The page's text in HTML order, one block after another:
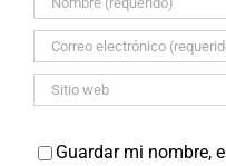
Guardar mi nombre,